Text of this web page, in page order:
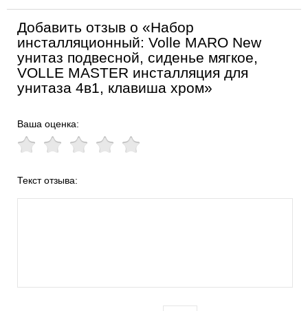
Добавить отзыв о «Набор
инсталляционный: Volle MARO New
унитаз подвесной, сиденье мягкое,
VOLLE MASTER инсталляция для
унитаза 4в1, клавиша хром»
Ваша оценка:
Текст отзыва: